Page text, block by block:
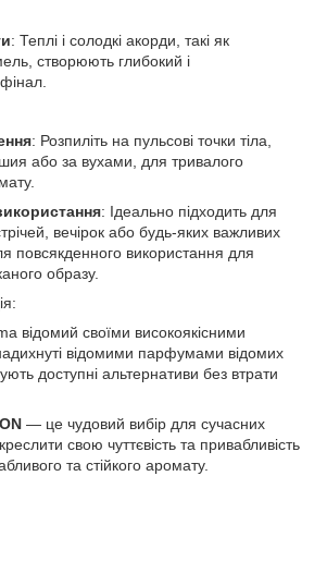
: Теплі і солодкі акорди, такі як
створюють глибокий і
: Розпиліть на пульсові точки тіла,
шия або за вухами, для тривалого
: Ідеально підходить для
вечірок або будь-яких важливих
повсякденного використання для
образу.
відомий своїми високоякісними
відомими парфумами відомих
доступні альтернативи без втрати
— це чудовий вибір для сучасних
свою чуттєвість та привабливість
та стійкого аромату.